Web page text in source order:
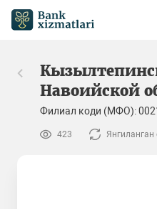
Навоийской
Филиал коди (МФО):
423 Янгиланган